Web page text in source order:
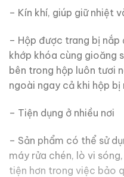
– Kín khí, giúp giữ nhiệt
– Hộp được trang bị nắp
khớp khóa cùng gioăng
bên trong hộp luôn tươi
ngoài ngay cả khi hộp bị
– Tiện dụng ở nhiều nơi
– Sản phẩm có thể sử
máy rửa chén, lò vi
tiện hơn trong việc bảo